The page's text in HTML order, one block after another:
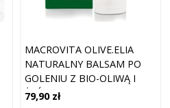
MACROVITA OLIVE.ELIA
NATURALNY BALSAM PO
GOLENIU Z BIO-OLIWĄ I
ŻEŃ-SZENIEM 100ML
79,90 zł